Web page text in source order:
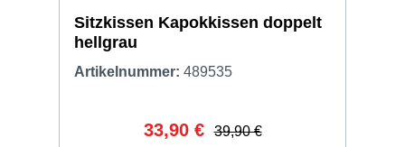
Sitzkissen Kapokkissen doppelt
hellgrau
Artikelnummer: 489535
Verkaufspreis:
33,90 € Regulärer Preis:
39,90 €